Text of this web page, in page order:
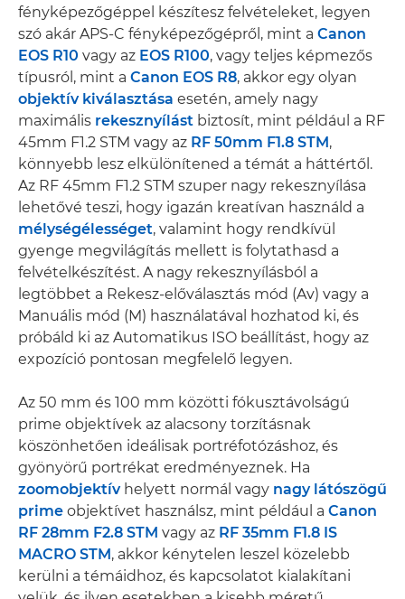
fényképezőgéppel készítesz felvételeket, legyen
szó akár APS-C fényképezőgépről, mint a Canon
EOS R10 vagy az EOS R100, vagy teljes képmezős
típusról, mint a Canon EOS R8, akkor egy olyan
objektív kiválasztása esetén, amely nagy
maximális rekesznyílást biztosít, mint például a RF
45mm F1.2 STM vagy az RF 50mm F1.8 STM,
könnyebb lesz elkülönítened a témát a háttértől.
Az RF 45mm F1.2 STM szuper nagy rekesznyílása
lehetővé teszi, hogy igazán kreatívan használd a
mélységélességet, valamint hogy rendkívül
gyenge megvilágítás mellett is folytathasd a
felvételkészítést. A nagy rekesznyílásból a
legtöbbet a Rekesz-előválasztás mód (Av) vagy a
Manuális mód (M) használatával hozhatod ki, és
próbáld ki az Automatikus ISO beállítást, hogy az
expozíció pontosan megfelelő legyen.
Az 50 mm és 100 mm közötti fókusztávolságú
prime objektívek az alacsony torzításnak
köszönhetően ideálisak portréfotózáshoz, és
gyönyörű portrékat eredményeznek. Ha
zoomobjektívhelyett normál vagy nagy látószögű
prime objektívet használsz, mint például a Canon
RF 28mm F2.8 STM vagy az RF 35mm F1.8 IS
MACRO STM, akkor kénytelen leszel közelebb
kerülni a témáidhoz, és kapcsolatot kialakítani